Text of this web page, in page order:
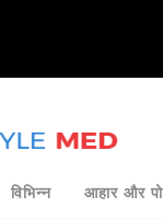
विभिन्न आहार और